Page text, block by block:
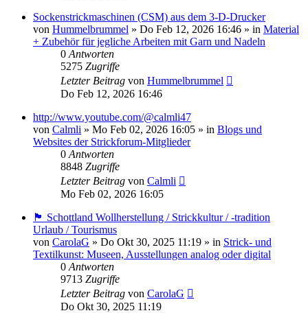
Sockenstrickmaschinen (CSM) aus dem 3-D-Drucker
von Hummelbrummel » Do Feb 12, 2026 16:46 » in Material
+ Zubehör für jegliche Arbeiten mit Garn und Nadeln
0 Antworten
5275 Zugriffe
Letzter Beitrag von Hummelbrummel
Do Feb 12, 2026 16:46
http://www.youtube.com/@calmli47
von Calmli » Mo Feb 02, 2026 16:05 » in Blogs und
Websites der Strickforum-Mitglieder
0 Antworten
8848 Zugriffe
Letzter Beitrag von Calmli
Mo Feb 02, 2026 16:05
🏴󠁧󠁢󠁳󠁣󠁴󠁿 Schottland Wollherstellung / Strickkultur / -tradition
Urlaub / Tourismus
von CarolaG » Do Okt 30, 2025 11:19 » in Strick- und
Textilkunst: Museen, Ausstellungen analog oder digital
0 Antworten
9713 Zugriffe
Letzter Beitrag von CarolaG
Do Okt 30, 2025 11:19